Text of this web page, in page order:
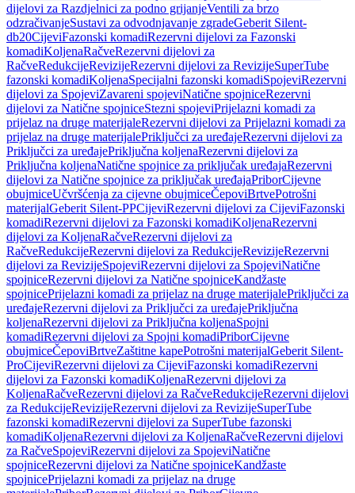
dijelovi za Razdjelnici za podno grijanjeVentili za brzo
odzračivanjeSustavi za odvodnjavanje zgradeGeberit Silent-
db20CijeviFazonski komadiRezervni dijelovi za Fazonski
komadiKoljenaRačveRezervni dijelovi za
RačveRedukcijeRevizijeRezervni dijelovi za RevizijeSuperTube
fazonski komadiKoljenaSpecijalni fazonski komadiSpojeviRezervni
dijelovi za SpojeviZavareni spojeviNatične spojniceRezervni
dijelovi za Natične spojniceStezni spojeviPrijelazni komadi za
prijelaz na druge materijaleRezervni dijelovi za Prijelazni komadi za
prijelaz na druge materijalePriključci za uređajeRezervni dijelovi za
Priključci za uređajePriključna koljenaRezervni dijelovi za
Priključna koljenaNatične spojnice za priključak uređajaRezervni
dijelovi za Natične spojnice za priključak uređajaPriborCijevne
obujmiceUčvršćenja za cijevne obujmiceČepoviBrtvePotrošni
materijalGeberit Silent-PPCijeviRezervni dijelovi za CijeviFazonski
komadiRezervni dijelovi za Fazonski komadiKoljenaRezervni
dijelovi za KoljenaRačveRezervni dijelovi za
RačveRedukcijeRezervni dijelovi za RedukcijeRevizijeRezervni
dijelovi za RevizijeSpojeviRezervni dijelovi za SpojeviNatične
spojniceRezervni dijelovi za Natične spojniceKandžaste
spojnicePrijelazni komadi za prijelaz na druge materijalePriključci za
uređajeRezervni dijelovi za Priključci za uređajePriključna
koljenaRezervni dijelovi za Priključna koljenaSpojni
komadiRezervni dijelovi za Spojni komadiPriborCijevne
obujmiceČepoviBrtveZaštitne kapePotrošni materijalGeberit Silent-
ProCijeviRezervni dijelovi za CijeviFazonski komadiRezervni
dijelovi za Fazonski komadiKoljenaRezervni dijelovi za
KoljenaRačveRezervni dijelovi za RačveRedukcijeRezervni dijelovi
za RedukcijeRevizijeRezervni dijelovi za RevizijeSuperTube
fazonski komadiRezervni dijelovi za SuperTube fazonski
komadiKoljenaRezervni dijelovi za KoljenaRačveRezervni dijelovi
za RačveSpojeviRezervni dijelovi za SpojeviNatične
spojniceRezervni dijelovi za Natične spojniceKandžaste
spojnicePrijelazni komadi za prijelaz na druge